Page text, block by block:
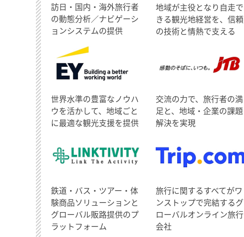
訪日・国内・海外旅行者
の動態分析／ナビゲーシ
ョンシステムの提供
地域が主役となり自走で
きる観光地経営を、信頼
の技術と情熱で支える
世界水準の豊富なノウハ
ウを活かして、地域ごと
に最適な観光支援を提供
交流の力で、旅行者の満
足と、地域・企業の課題
解決を実現
鉄道・バス・ツアー・体
験商品ソリューションと
グローバル販路提供のプ
ラットフォーム
旅行に関するすべてがワ
ンストップで完結するグ
ローバルオンライン旅行
会社